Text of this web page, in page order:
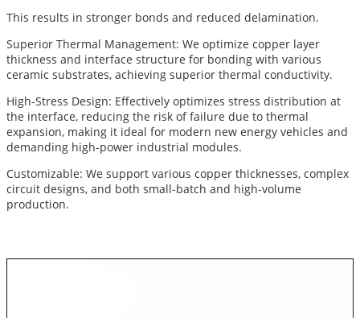
This results in stronger bonds and reduced delamination.
Superior Thermal Management: We optimize copper layer
thickness and interface structure for bonding with various
ceramic substrates, achieving superior thermal conductivity.
High-Stress Design: Effectively optimizes stress distribution at
the interface, reducing the risk of failure due to thermal
expansion, making it ideal for modern new energy vehicles and
demanding high-power industrial modules.
Customizable: We support various copper thicknesses, complex
circuit designs, and both small-batch and high-volume
production.